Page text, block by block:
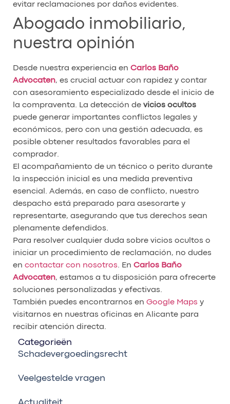
evitar reclamaciones por daños evidentes.
Abogado inmobiliario,
nuestra opinión
Desde nuestra experiencia en Carlos Baño
Advocaten, es crucial actuar con rapidez y contar
con asesoramiento especializado desde el inicio de
la compraventa. La detección de vicios ocultos
puede generar importantes conflictos legales y
económicos, pero con una gestión adecuada, es
posible obtener resultados favorables para el
comprador.
El acompañamiento de un técnico o perito durante
la inspección inicial es una medida preventiva
esencial. Además, en caso de conflicto, nuestro
despacho está preparado para asesorarte y
representarte, asegurando que tus derechos sean
plenamente defendidos.
Para resolver cualquier duda sobre vicios ocultos o
iniciar un procedimiento de reclamación, no dudes
en contactar con nosotros. En Carlos Baño
Advocaten, estamos a tu disposición para ofrecerte
soluciones personalizadas y efectivas.
También puedes encontrarnos en Google Maps y
visitarnos en nuestras oficinas en Alicante para
recibir atención directa.
Categorieën
Schadevergoedingsrecht
Veelgestelde vragen